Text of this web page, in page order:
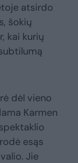
atsirdo
šokių
kai kurių
dėl vieno
Karmen
esąs
Jie